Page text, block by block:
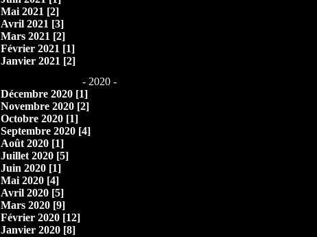
Mai 2021 [2]
Avril 2021 [3]
Mars 2021 [2]
Février 2021 [1]
Janvier 2021 [2]
- 2020 -
Décembre 2020 [1]
Novembre 2020 [2]
Octobre 2020 [1]
Septembre 2020 [4]
Août 2020 [1]
Juillet 2020 [5]
Juin 2020 [1]
Mai 2020 [4]
Avril 2020 [5]
Mars 2020 [9]
Février 2020 [12]
Janvier 2020 [8]